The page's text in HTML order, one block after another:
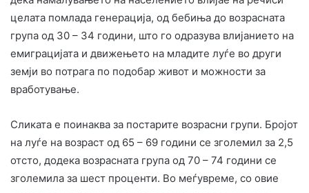
целата помлада генерација, од бебиња до возрасната
група од 30 – 34 години, што го одразува влијанието на
емиграцијата и движењето на младите луѓе во други
земји во потрага по подобар живот и можности за
вработување.
Сликата е поинаква за постарите возрасни групи. Бројот
на луѓе на возраст од 65 – 69 години се зголемил за 2,5
отсто, додека возрасната група од 70 – 74 години се
зголемила за шест проценти. Во меѓувреме, со овие